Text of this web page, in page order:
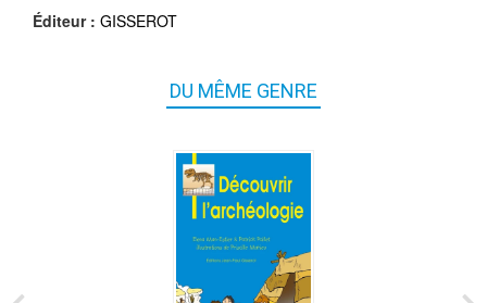
Éditeur : GISSEROT
DU MÊME GENRE